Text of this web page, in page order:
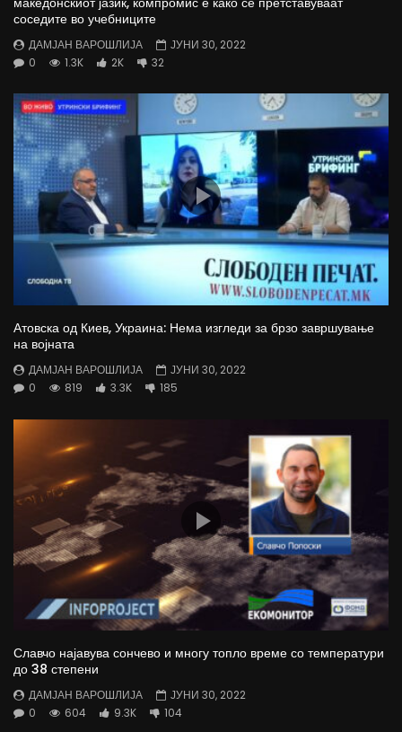
соседите во учебниците
ДАМЈАН ВАРОШЛИЈА
ЈУНИ 30, 2022
0
1.3K 2K 32
Атовска од Киев, Украина: Нема изгледи за брзо завршување
на војната
ДАМЈАН ВАРОШЛИЈА
ЈУНИ 30, 2022
0
819 3.3K 185
Славчо најавува сончево и многу топло време со температури
до 38 степени
ДАМЈАН ВАРОШЛИЈА
ЈУНИ 30, 2022
0
604 9.3K 104